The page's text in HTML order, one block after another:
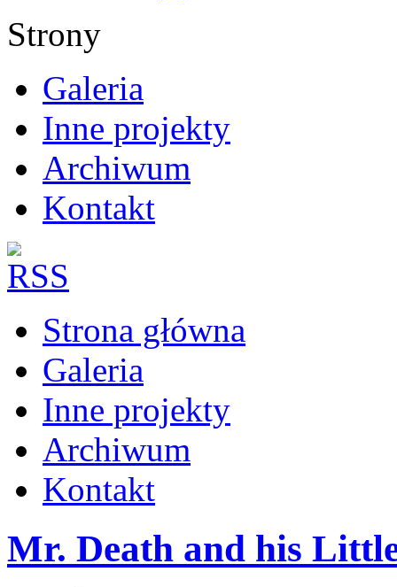
Strony
Galeria
Inne projekty
Archiwum
Kontakt
Strona główna
Galeria
Inne projekty
Archiwum
Kontakt
Mr. Death and his